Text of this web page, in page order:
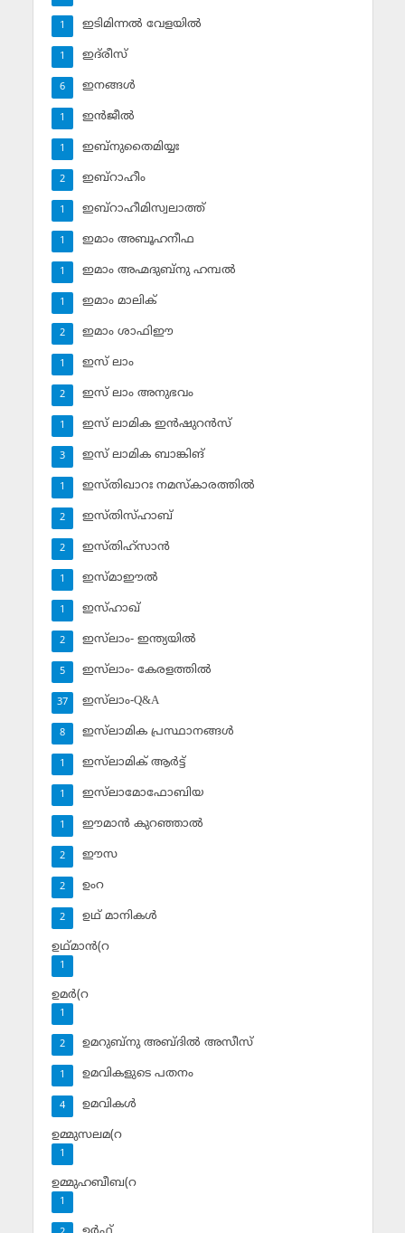
ഇടിമിന്നല്‍ വേളയില്‍
1
ഇദ്‌രീസ്‌
1
ഇനങ്ങള്‍
6
ഇന്‍ജീല്‍
1
ഇബ്‌നുതൈമിയ്യഃ
1
ഇബ്‌റാഹീം
2
ഇബ്‌റാഹീമിസ്വലാത്ത്
1
ഇമാം അബൂഹനീഫ
1
ഇമാം അഹ്മദുബ്‌നു ഹമ്പല്‍
1
ഇമാം മാലിക്
1
ഇമാം ശാഫിഈ
2
ഇസ് ലാം
1
ഇസ് ലാം അനുഭവം
2
ഇസ് ലാമിക ഇന്‍ഷുറന്‍സ്‌
1
ഇസ് ലാമിക ബാങ്കിങ്‌
3
ഇസ്തിഖാറഃ നമസ്‌കാരത്തില്‍
1
ഇസ്തിസ്ഹാബ്
2
ഇസ്തിഹ്‌സാന്‍
2
ഇസ്മാഈല്‍
1
ഇസ്ഹാഖ്‌
1
ഇസ്‌ലാം- ഇന്ത്യയില്‍
2
ഇസ്‌ലാം- കേരളത്തില്‍
5
ഇസ്‌ലാം-Q&A
37
ഇസ്‌ലാമിക പ്രസ്ഥാനങ്ങള്‍
8
ഇസ്‌ലാമിക് ആര്‍ട്ട്
1
ഇസ്‌ലാമോഫോബിയ
1
ഈമാന്‍ കുറഞ്ഞാല്‍
1
ഈസ
2
ഉംറ
2
ഉഥ് മാനികള്‍
2
ഉഥ്മാന്‍(റ
1
ഉമര്‍(റ
1
ഉമറുബ്‌നു അബ്ദില്‍ അസീസ്‌
2
ഉമവികളുടെ പതനം
1
ഉമവികള്‍
4
ഉമ്മുസലമ(റ
1
ഉമ്മുഹബീബ(റ
1